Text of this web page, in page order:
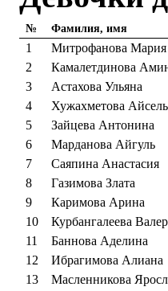
№ Фамилия, имя
1 Митрофанова Мария
2
Камалетдинова
3
Астахова Ульяна
4
Хужахметова Айсель
5
Зайцева Антонина
6
Марданова Айгуль
7
Саяпина Анастасия
8
Газимова Злата
9
Каримова Арина
10
Курбангалеева
11
Баннова Аделина
12
Ибрагимова Алиана
13
Масленникова